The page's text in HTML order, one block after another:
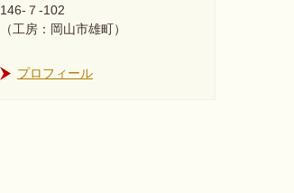
146-７-102
（工房：岡山市雄町）
プロフィール